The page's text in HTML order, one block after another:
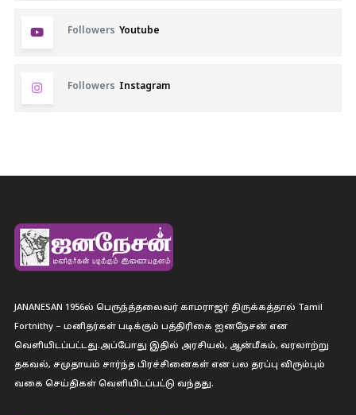
Followers Youtube
Followers Instagram
JANANESAN 1956ல் பெருந்த்தலைவர் காமராஜர் திருக்கத்தால் Tamil
Fortnithy – மனிதர்கள் படிக்கும் பத்திரிகை ஐனநேசன் என
வெளியிடப்பட்டது.அப்போது இதில் அரசியல், ஆன்மீகம், வரலாற்று
தகவல், சமுதாயம் சார்ந்த பிரச்சினைகள் என பல தரப்பு விரும்பும்
வகை செய்திகள் வெளியிடப்பட்டு வந்தது.